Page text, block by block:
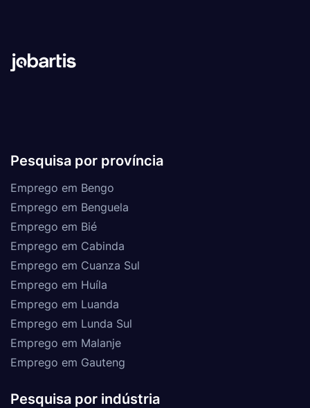
Pesquisa por província
Emprego em Bengo
Emprego em Benguela
Emprego em Bié
Emprego em Cabinda
Emprego em Cuanza Sul
Emprego em Huíla
Emprego em Luanda
Emprego em Lunda Sul
Emprego em Malanje
Emprego em Gauteng
Pesquisa por indústria